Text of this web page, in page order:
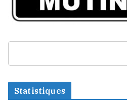
Statistiques